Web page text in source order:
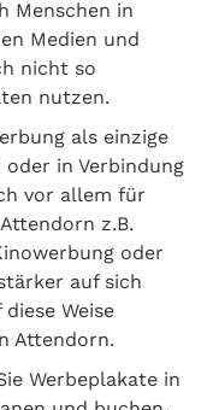
Menschen in
Medien und
nicht so
nutzen.
als einzige
in Verbindung
vor allem für
z.B.
oder
auf sich
Weise
Attendorn.
Werbeplakate in